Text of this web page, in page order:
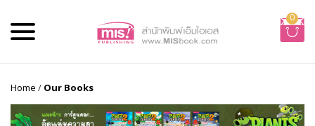
0
Home / Our Books